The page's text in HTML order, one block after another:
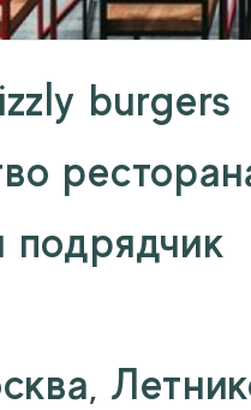
burgers
подрядчик